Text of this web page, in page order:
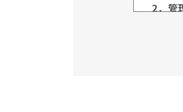
2．管
直接